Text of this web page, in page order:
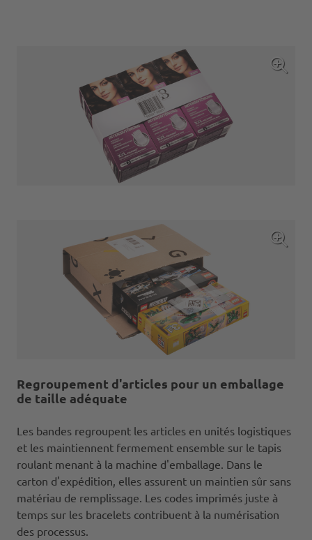
Regroupement d'articles pour un emballage
de taille adéquate
Les bandes regroupent les articles en unités logistiques
et les maintiennent fermement ensemble sur le tapis
roulant menant à la machine d'emballage. Dans le
carton d'expédition, elles assurent un maintien sûr sans
matériau de remplissage. Les codes imprimés juste à
temps sur les bracelets contribuent à la numérisation
des processus.